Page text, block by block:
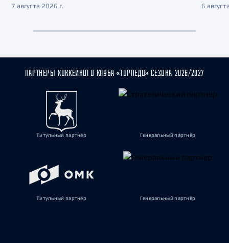
7 августа 2026 г. 6
ПАРТНЁРЫ ХОККЕЙНОГО КЛУБА «ТОРПЕДО» СЕЗОНА 2026/2027
Титульный партнёр Генеральный партнёр
Титульный партнёр Генеральный партнёр